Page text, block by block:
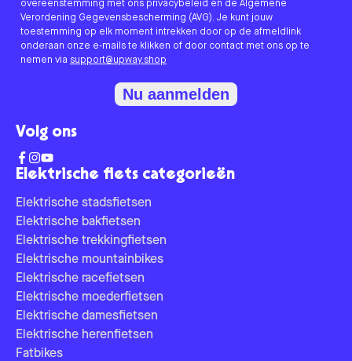
Elektrische fiets categorieën
Elektrische stadsfietsen
Elektrische bakfietsen
Elektrische trekkingfietsen
Elektrische mountainbikes
Elektrische racefietsen
Elektrische moederfietsen
Elektrische damesfietsen
Elektrische herenfietsen
Fatbikes
overeenstemming met ons privacybeleid en de Algemene
Verordening Gegevensbescherming (AVG). Je kunt jouw
toestemming op elk moment intrekken door op de afmeldlink
onderaan onze e-mails te klikken of door contact met ons op te
nemen via support@upway.shop
Nu aanmelden
Volg ons